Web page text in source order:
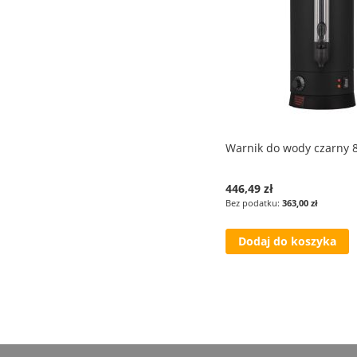
Warnik do wody czarny
446,49 zł
363,00 zł
Dodaj do koszyka